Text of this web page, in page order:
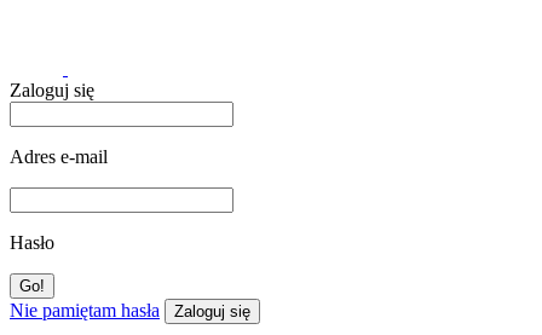
Zaloguj się
Adres e-mail
Hasło
Nie pamiętam hasła Zaloguj się